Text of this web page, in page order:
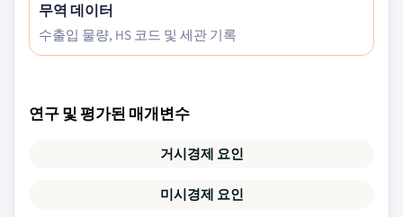
무역 데이터
수출입 물량, HS 코드 및 세관 기록
연구 및 평가된 매개변수
거시경제 요인
미시경제 요인